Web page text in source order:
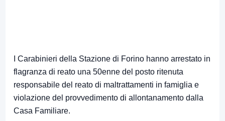
I Carabinieri della Stazione di Forino hanno arrestato in
flagranza di reato una 50enne del posto ritenuta
responsabile del reato di maltrattamenti in famiglia e
violazione del provvedimento di allontanamento dalla
Casa Familiare.